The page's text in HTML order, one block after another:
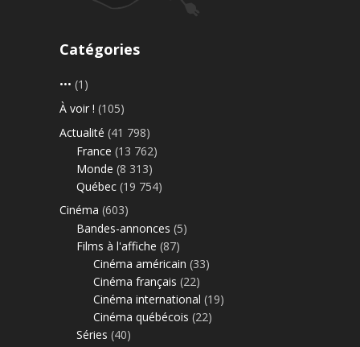
Catégories
••• (1)
À voir ! (105)
Actualité (41 798)
France (13 762)
Monde (8 313)
Québec (19 754)
Cinéma (603)
Bandes-annonces (5)
Films à l'affiche (87)
Cinéma américain (33)
Cinéma français (22)
Cinéma international (19)
Cinéma québécois (22)
Séries (40)